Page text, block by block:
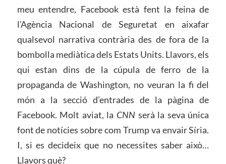
meu entendre, Facebook està fent la feina de
l’Agència Nacional de Seguretat en aixafar
qualsevol narrativa contrària des de fora de la
bombolla mediàtica dels Estats Units. Llavors, els
qui estan dins de la cúpula de ferro de la
propaganda de Washington, no veuran la fi del
món a la secció d’entrades de la pàgina de
Facebook. Molt aviat, la CNN serà la seva única
font de notícies sobre com Trump va envair Síria.
I, si es decideix que no necessites saber això…
Llavors què?